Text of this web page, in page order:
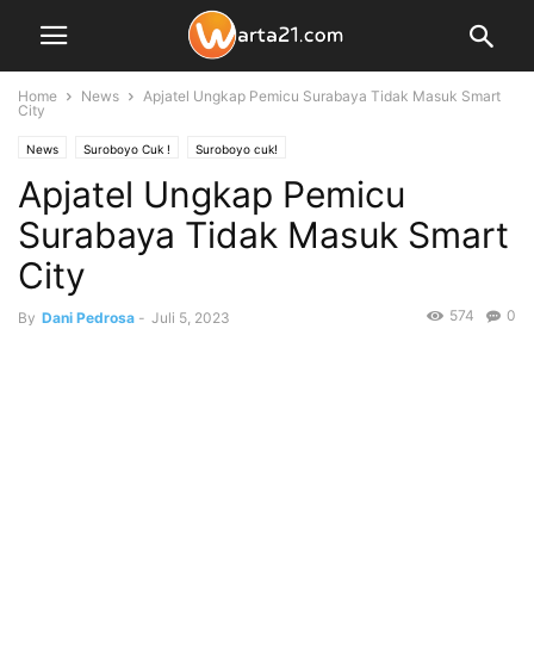
Home News
Apjatel Ungkap Pemicu Surabaya Tidak Masuk Smart
City
News Suroboyo Cuk ! Suroboyo cuk!
Apjatel Ungkap Pemicu
Surabaya Tidak Masuk Smart
City
By Dani Pedrosa - Juli 5, 2023 0
574